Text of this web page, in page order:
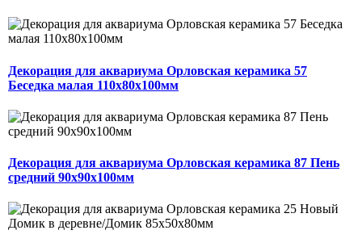
Декорация для аквариума Орловская керамика 57
Беседка малая 110х80х100мм
Декорация для аквариума Орловская керамика 87 Пень
средний 90х90х100мм